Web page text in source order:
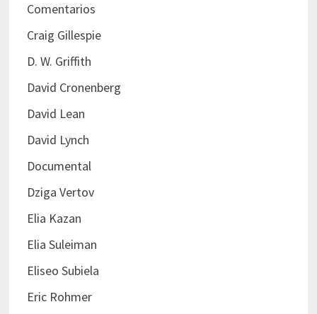
Comentarios
Craig Gillespie
D. W. Griffith
David Cronenberg
David Lean
David Lynch
Documental
Dziga Vertov
Elia Kazan
Elia Suleiman
Eliseo Subiela
Eric Rohmer